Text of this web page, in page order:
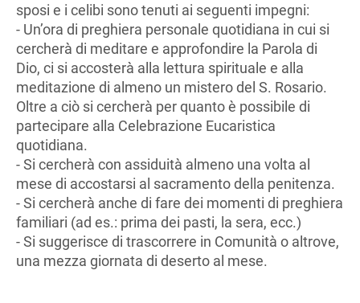
sposi e i celibi sono tenuti ai seguenti impegni:
- Un’ora di preghiera personale quotidiana in cui si
cercherà di meditare e approfondire la Parola di
Dio, ci si accosterà alla lettura spirituale e alla
meditazione di almeno un mistero del S. Rosario.
Oltre a ciò si cercherà per quanto è possibile di
partecipare alla Celebrazione Eucaristica
quotidiana.
- Si cercherà con assiduità almeno una volta al
mese di accostarsi al sacramento della penitenza.
- Si cercherà anche di fare dei momenti di preghiera
familiari (ad es.: prima dei pasti, la sera, ecc.)
- Si suggerisce di trascorrere in Comunità o altrove,
una mezza giornata di deserto al mese.